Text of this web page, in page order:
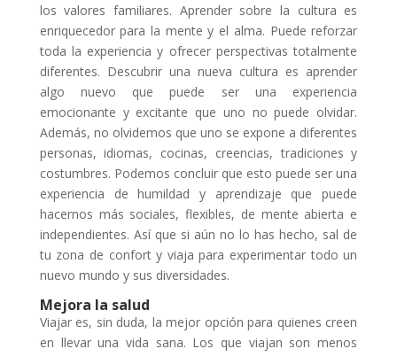
los valores familiares. Aprender sobre la cultura es
enriquecedor para la mente y el alma. Puede reforzar
toda la experiencia y ofrecer perspectivas totalmente
diferentes. Descubrir una nueva cultura es aprender
algo nuevo que puede ser una experiencia
emocionante y excitante que uno no puede olvidar.
Además, no olvidemos que uno se expone a diferentes
personas, idiomas, cocinas, creencias, tradiciones y
costumbres. Podemos concluir que esto puede ser una
experiencia de humildad y aprendizaje que puede
hacernos más sociales, flexibles, de mente abierta e
independientes. Así que si aún no lo has hecho, sal de
tu zona de confort y viaja para experimentar todo un
nuevo mundo y sus diversidades.
Mejora la salud
Viajar es, sin duda, la mejor opción para quienes creen
en llevar una vida sana. Los que viajan son menos